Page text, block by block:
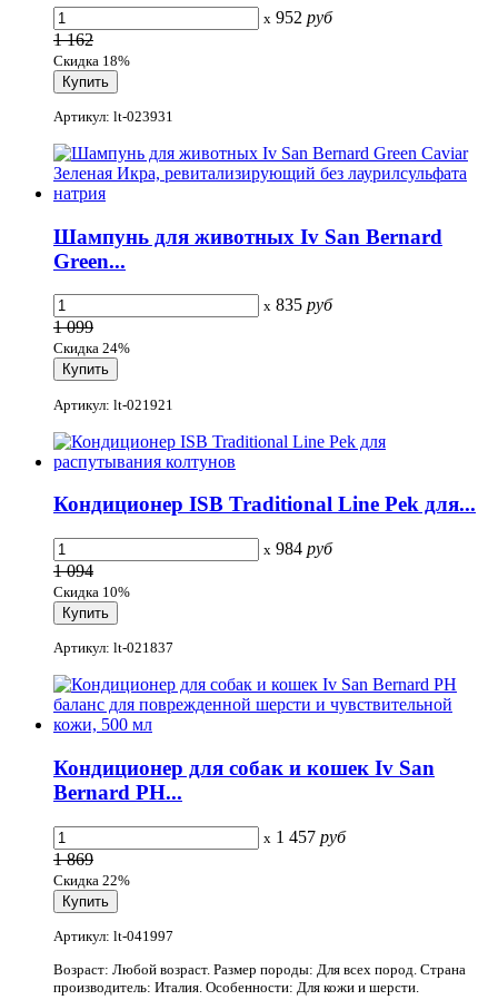
x 952 руб
1 162
Скидка 18%
Артикул: lt-023931
Шампунь для животных Iv San Bernard
Green...
x 835 руб
1 099
Скидка 24%
Артикул: lt-021921
Кондиционер ISB Traditional Line Pek для...
x 984 руб
1 094
Скидка 10%
Артикул: lt-021837
Кондиционер для собак и кошек Iv San
Bernard РН...
x 1 457 руб
1 869
Скидка 22%
Артикул: lt-041997
Возраст: Любой возраст. Размер породы: Для всех пород. Страна
производитель: Италия. Особенности: Для кожи и шерсти.